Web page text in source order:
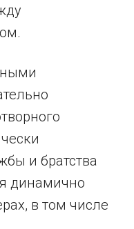
и братства
динамично
в том числе